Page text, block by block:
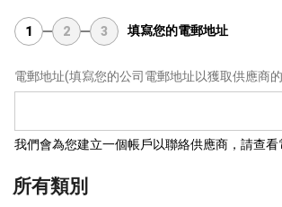
1 2 3 填寫您的電郵地址
電郵地址(填寫您的公司電郵地址以獲取供應商
我們會為您建立一個帳戶以聯絡供應商，請查看
所有類別